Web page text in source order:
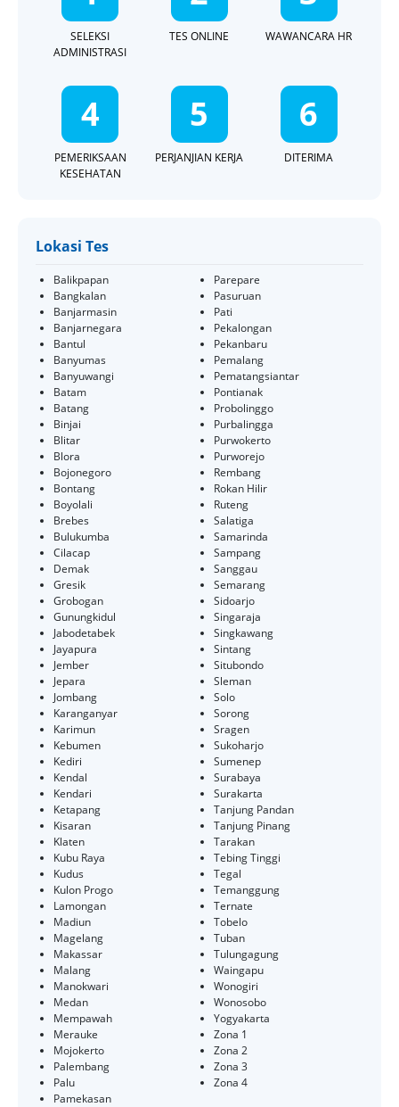
SELEKSI
ADMINISTRASI
TES ONLINE WAWANCARA HR
4
PEMERIKSAAN
KESEHATAN
5
PERJANJIAN KERJA
6
DITERIMA
Lokasi Tes
Balikpapan
Bangkalan
Banjarmasin
Banjarnegara
Bantul
Banyumas
Banyuwangi
Batam
Batang
Binjai
Blitar
Blora
Bojonegoro
Bontang
Boyolali
Brebes
Bulukumba
Cilacap
Demak
Gresik
Grobogan
Gunungkidul
Jabodetabek
Jayapura
Jember
Jepara
Jombang
Karanganyar
Karimun
Kebumen
Kediri
Kendal
Kendari
Ketapang
Kisaran
Klaten
Kubu Raya
Kudus
Kulon Progo
Lamongan
Madiun
Magelang
Makassar
Malang
Manokwari
Medan
Mempawah
Merauke
Mojokerto
Palembang
Palu
Pamekasan
Parepare
Pasuruan
Pati
Pekalongan
Pekanbaru
Pemalang
Pematangsiantar
Pontianak
Probolinggo
Purbalingga
Purwokerto
Purworejo
Rembang
Rokan Hilir
Ruteng
Salatiga
Samarinda
Sampang
Sanggau
Semarang
Sidoarjo
Singaraja
Singkawang
Sintang
Situbondo
Sleman
Solo
Sorong
Sragen
Sukoharjo
Sumenep
Surabaya
Surakarta
Tanjung Pandan
Tanjung Pinang
Tarakan
Tebing Tinggi
Tegal
Temanggung
Ternate
Tobelo
Tuban
Tulungagung
Waingapu
Wonogiri
Wonosobo
Yogyakarta
Zona 1
Zona 2
Zona 3
Zona 4